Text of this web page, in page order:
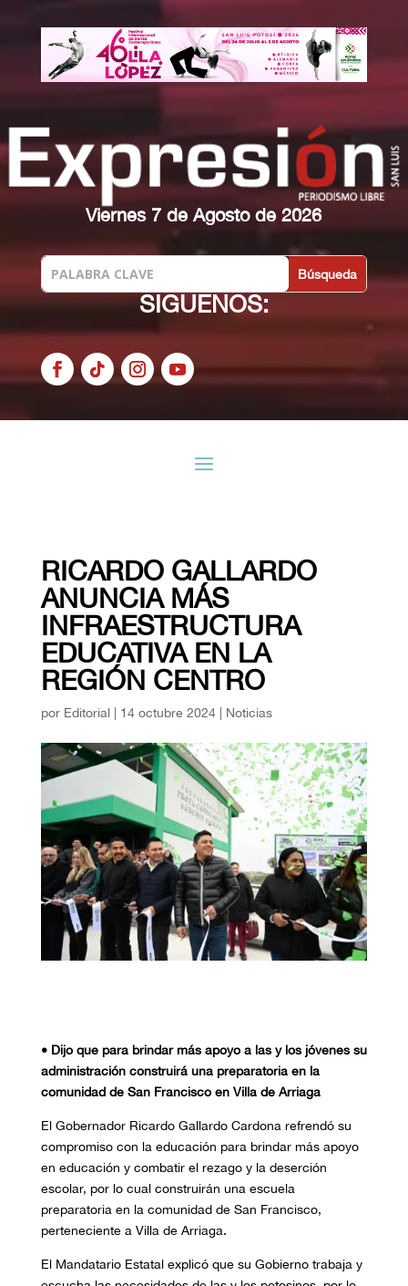
Viernes 7 de Agosto de 2026
SIGUENOS:
RICARDO GALLARDO
ANUNCIA MÁS
INFRAESTRUCTURA
EDUCATIVA EN LA
REGIÓN CENTRO
por Editorial| 14 octubre 2024| Noticias
• Dijo que para brindar más apoyo a las y los jóvenes su
administración construirá una preparatoria en la
comunidad de San Francisco en Villa de Arriaga
El Gobernador Ricardo Gallardo Cardona refrendó su
compromiso con la educación para brindar más apoyo
en educación y combatir el rezago y la deserción
escolar, por lo cual construirán una escuela
preparatoria en la comunidad de San Francisco,
perteneciente a Villa de Arriaga.
El Mandatario Estatal explicó que su Gobierno trabaja y